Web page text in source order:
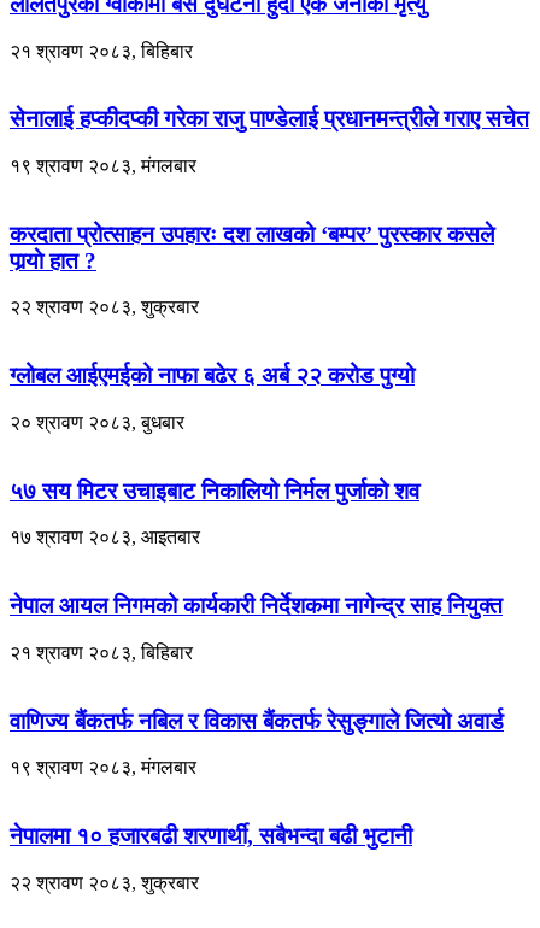
२१ श्रावण २०८३, बिहिबार
सेनालाई हप्कीदप्की गरेका राजु पाण्डेलाई प्रधानमन्त्रीले गराए सचेत
१९ श्रावण २०८३, मंगलबार
करदाता प्रोत्साहन उपहारः दश लाखको ‘बम्पर’ पुरस्कार कसले
पार्‍याे हात ?
२२ श्रावण २०८३, शुक्रबार
ग्लोबल आईएमईको नाफा बढेर ६ अर्ब २२ करोड पुग्यो
२० श्रावण २०८३, बुधबार
५७ सय मिटर उचाइबाट निकालियो निर्मल पुर्जाको शव
१७ श्रावण २०८३, आइतबार
नेपाल आयल निगमको कार्यकारी निर्देशकमा नागेन्द्र साह नियुक्त
२१ श्रावण २०८३, बिहिबार
वाणिज्य बैंकतर्फ नबिल र विकास बैंकतर्फ रेसुङ्गाले जित्यो अवार्ड
१९ श्रावण २०८३, मंगलबार
नेपालमा १० हजारबढी शरणार्थी, सबैभन्दा बढी भुटानी
२२ श्रावण २०८३, शुक्रबार